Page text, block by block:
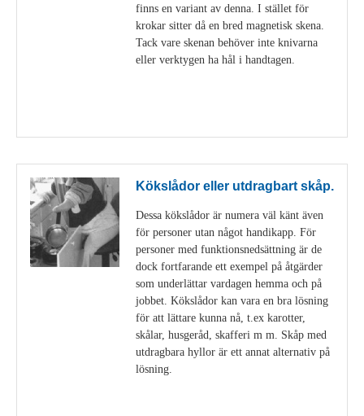
finns en variant av denna. I stället för
krokar sitter då en bred magnetisk skena.
Tack vare skenan behöver inte knivarna
eller verktygen ha hål i handtagen.
Kökslådor eller utdragbart skåp.
Dessa kökslådor är numera väl känt även
för personer utan något handikapp. För
personer med funktionsnedsättning är de
dock fortfarande ett exempel på åtgärder
som underlättar vardagen hemma och på
jobbet. Kökslådor kan vara en bra lösning
för att lättare kunna nå, t.ex karotter,
skålar, husgeråd, skafferi m m. Skåp med
utdragbara hyllor är ett annat alternativ på
lösning.